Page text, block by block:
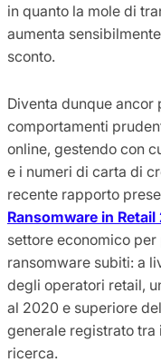
in quanto la mole di
aumenta
sconto.
Diventa dunque
comportamenti
online, gestendo con
e i numeri di carta di
recente rapporto
Ransomware in
settore economico
ransomware subiti: a
degli operatori retail,
al 2020 e superiore
generale registrato tra
ricerca.